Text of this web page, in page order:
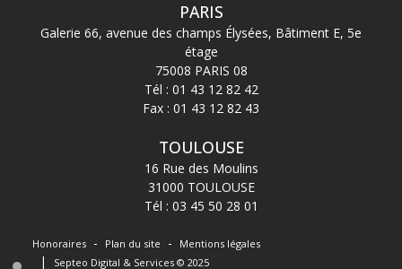
PARIS
Galerie 66, avenue des champs Élysées, Bâtiment E, 5e
étage
75008 PARIS 08
Tél : 01 43 12 82 42
Fax : 01 43 12 82 43
TOULOUSE
16 Rue des Moulins
31000 TOULOUSE
Tél : 03 45 50 28 01
Honoraires Plan du site
Mentions légales
Septeo Digital & Services © 2025